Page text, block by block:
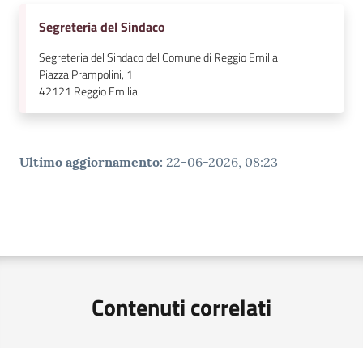
Segreteria del Sindaco
Segreteria del Sindaco del Comune di Reggio Emilia
Piazza Prampolini, 1
42121 Reggio Emilia
Ultimo aggiornamento: 22-06-2026, 08:23
Contenuti correlati